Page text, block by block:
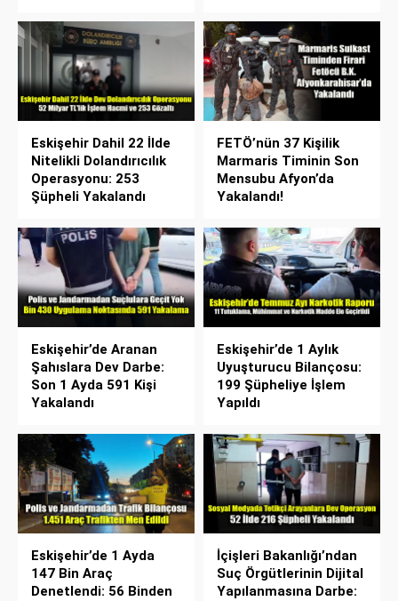
Eskişehir Dahil 22 İlde
Nitelikli Dolandırıcılık
Operasyonu: 253
Şüpheli Yakalandı
FETÖ’nün 37 Kişilik
Marmaris Timinin Son
Mensubu Afyon’da
Yakalandı!
Eskişehir’de Aranan
Şahıslara Dev Darbe:
Son 1 Ayda 591 Kişi
Yakalandı
Eskişehir’de 1 Aylık
Uyuşturucu Bilançosu:
199 Şüpheliye İşlem
Yapıldı
Eskişehir’de 1 Ayda
147 Bin Araç
Denetlendi: 56 Binden
İçişleri Bakanlığı’ndan
Suç Örgütlerinin Dijital
Yapılanmasına Darbe: